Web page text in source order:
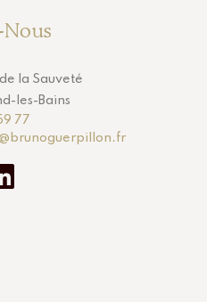
la Sauveté
les-Bains
77